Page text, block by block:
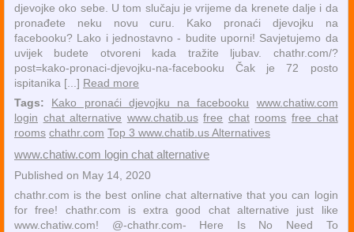
djevojke oko sebe. U tom slučaju je vrijeme da krenete dalje i da
pronađete neku novu curu. Kako pronaći djevojku na
facebooku? Lako i jednostavno - budite uporni! Savjetujemo da
uvijek budete otvoreni kada tražite ljubav. chathr.com/?
post=kako-pronaci-djevojku-na-facebooku Čak je 72 posto
ispitanika [...] Read more
Tags:
Kako pronaći djevojku na facebooku
www.chatiw.com
login chat alternative www.chatib.us free chat rooms free chat
rooms chathr.com Top 3 www.chatib.us Alternatives
www.chatiw.com login chat alternative
Published on May 14, 2020
chathr.com is the best online chat alternative that you can login
for free! chathr.com is extra good chat alternative just like
www.chatiw.com! @-chathr.com- Here Is No Need To